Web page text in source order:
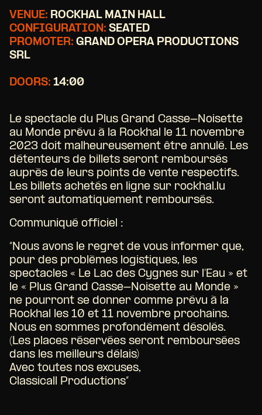
VENUE: ROCKHAL MAIN HALL
CONFIGURATION: SEATED
PROMOTER: GRAND OPERA PRODUCTIONS
SRL
DOORS: 14:00
Le spectacle du Plus Grand Casse-Noisette
au Monde prévu à la Rockhal le 11 novembre
2023 doit malheureusement être annulé. Les
détenteurs de billets seront remboursés
auprès de leurs points de vente respectifs.
Les billets achetés en ligne sur rockhal.lu
seront automatiquement remboursés.
Communiqué officiel :
“Nous avons le regret de vous informer que,
pour des problèmes logistiques, les
spectacles « Le Lac des Cygnes sur l’Eau » et
le « Plus Grand Casse-Noisette au Monde »
ne pourront se donner comme prévu à la
Rockhal les 10 et 11 novembre prochains.
Nous en sommes profondément désolés.
(Les places réservées seront remboursées
dans les meilleurs délais)
Avec toutes nos excuses,
Classicall Productions”